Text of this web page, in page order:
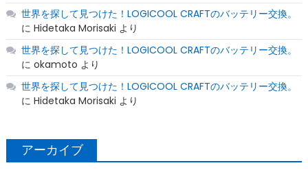
世界を探して見つけた！LOGICOOL CRAFTのバッテリー交換。
に Hidetaka Morisaki より
世界を探して見つけた！LOGICOOL CRAFTのバッテリー交換。
に okamoto より
世界を探して見つけた！LOGICOOL CRAFTのバッテリー交換。
に Hidetaka Morisaki より
アーカイブ